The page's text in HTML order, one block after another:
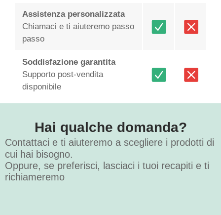
Assistenza personalizzata
Chiamaci e ti aiuteremo passo
passo
Soddisfazione garantita
Supporto post-vendita
disponibile
Hai qualche domanda?
Contattaci e ti aiuteremo a scegliere i prodotti di
cui hai bisogno.
Oppure, se preferisci, lasciaci i tuoi recapiti e ti
richiameremo